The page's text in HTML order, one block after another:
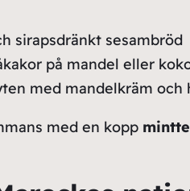
sirapsdränkt sesambröd
på mandel eller
med mandelkräm och
med en kopp mintte